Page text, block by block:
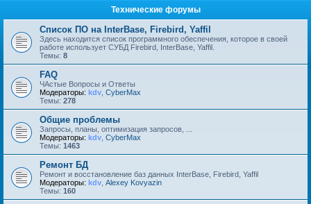
Технические форумы
Список ПО на InterBase, Firebird, Yaffil
Здесь находится список программного обеспечения, которое в своей
работе использует СУБД Firebird, InterBase, Yaffil.
Темы: 8
FAQ
ЧАстые Вопросы и Ответы
Модераторы: kdv CyberMax
Темы: 278
Общие проблемы
Запросы, планы, оптимизация запросов, ...
Модераторы: kdv CyberMax
Темы: 1463
Ремонт БД
Ремонт и восстановление баз данных InterBase, Firebird, Yaffil
Модераторы: kdv Alexey Kovyazin
Темы: 160